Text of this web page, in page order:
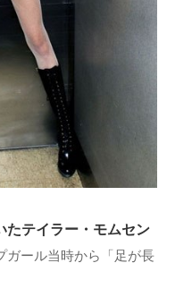
たテイラー・モムセン
ガール当時から「足が長